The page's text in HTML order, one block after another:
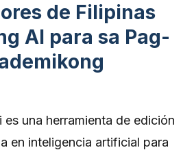
de Filipinas
AI para sa Pag-
es una herramienta de edición
en inteligencia artificial para